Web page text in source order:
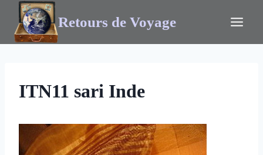
Retours de Voyage
ITN11 sari Inde